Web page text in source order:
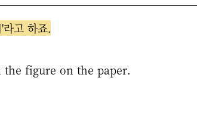
고 하죠.
the figure on the paper.